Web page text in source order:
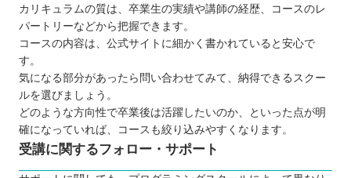
カリキュラムの質は、卒業生の実績や講師の経歴、コースのレ
パートリーなどから把握できます。
コースの内容は、公式サイトに細かく書かれていると安心で
す。
気になる部分があったら問い合わせてみて、納得できるスクー
ルを選びましょう。
どのような方向性で卒業後は活躍したいのか、といった点が明
確になっていれば、コースも絞り込みやすくなります。
受講に関するフォロー・サポート